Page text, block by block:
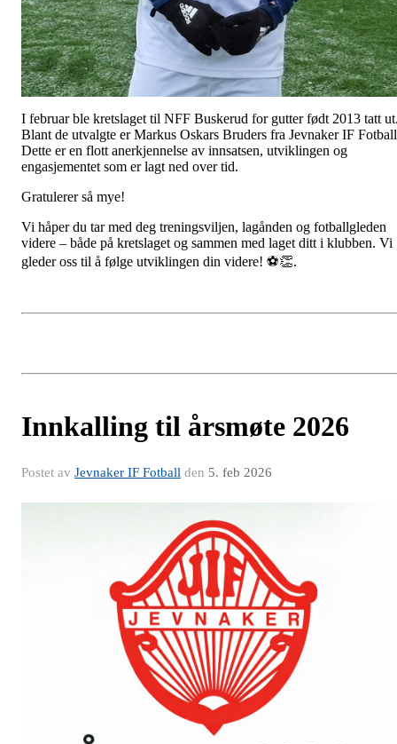
I februar ble kretslaget til NFF Buskerud for gutter født 2013 tatt
Blant de utvalgte er Markus Oskars Bruders fra Jevnaker IF
Dette er en flott anerkjennelse av innsatsen, utviklingen og
engasjementet som er lagt ned over tid.
Gratulerer så mye!
Vi håper du tar med deg treningsviljen, lagånden og fotballgleden
videre – både på kretslaget og sammen med laget ditt i klubben. Vi
gleder oss til å følge utviklingen din videre! ⚽👏.
Innkalling til årsmøte 2026
Postet av Jevnaker IF Fotball den 5. feb 2026